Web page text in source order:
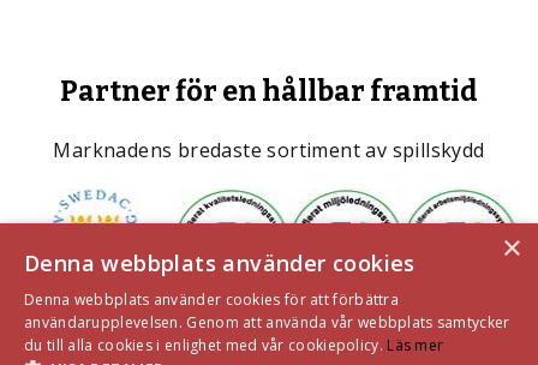
Partner för en hållbar framtid
Marknadens bredaste sortiment av spillskydd
×
Denna webbplats använder cookies
Denna webbplats använder cookies för att förbättra
användarupplevelsen. Genom att använda vår webbplats samtycker
du till alla cookies i enlighet med vår cookiepolicy. Läs mer